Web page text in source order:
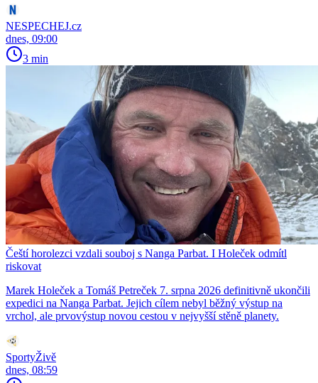
NESPECHEJ.cz
dnes, 09:00
3 min
Čeští horolezci vzdali souboj s Nanga Parbat. I Holeček odmítl
riskovat
Marek Holeček a Tomáš Petreček 7. srpna 2026 definitivně ukončili
expedici na Nanga Parbat. Jejich cílem nebyl běžný výstup na
vrchol, ale prvovýstup novou cestou v nejvyšší stěně planety.
SportyŽivě
dnes, 08:59